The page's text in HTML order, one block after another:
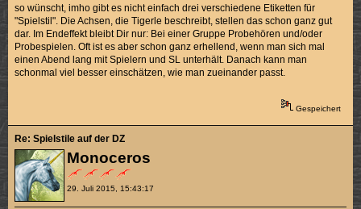
so wünscht, imho gibt es nicht einfach drei verschiedene Etiketten für
"Spielstil". Die Achsen, die Tigerle beschreibt, stellen das schon ganz gut
dar. Im Endeffekt bleibt Dir nur: Bei einer Gruppe Probehören und/oder
Probespielen. Oft ist es aber schon ganz erhellend, wenn man sich mal
einen Abend lang mit Spielern und SL unterhält. Danach kann man
schonmal viel besser einschätzen, wie man zueinander passt.
Gespeichert
Monoceros
29. Juli 2015, 15:43:17
Re: Spielstile auf der DZ